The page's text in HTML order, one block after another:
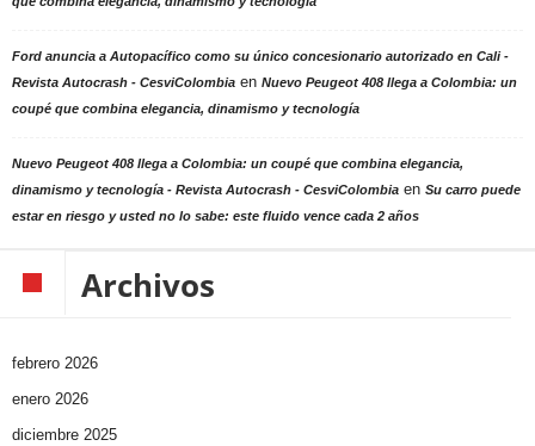
Ford anuncia a Autopacífico como su único concesionario autorizado en Cali -
Revista Autocrash - CesviColombia en Nuevo Peugeot 408 llega a Colombia: un
coupé que combina elegancia, dinamismo y tecnología
Nuevo Peugeot 408 llega a Colombia: un coupé que combina elegancia,
dinamismo y tecnología - Revista Autocrash - CesviColombia en Su carro puede
estar en riesgo y usted no lo sabe: este fluido vence cada 2 años
Archivos
febrero 2026
enero 2026
diciembre 2025